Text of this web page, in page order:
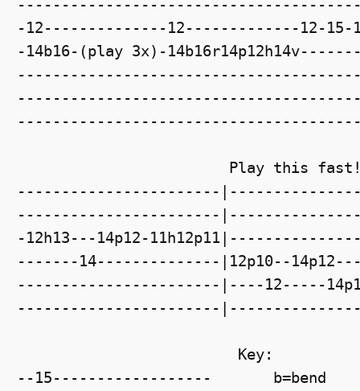
-12--------------12-------------12-15-
-14b16-(play 3x)-
Play this
-----------------------
-----------------------|----------------
-12h13---14p12-
-------14--------------|12p10--
-----------------------|----12-----
-----------------------
                         Key:
--15------------------       b=bend